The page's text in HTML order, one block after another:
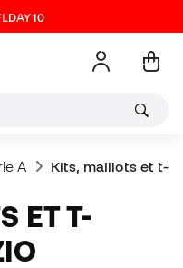
A Kits, maillots et t-